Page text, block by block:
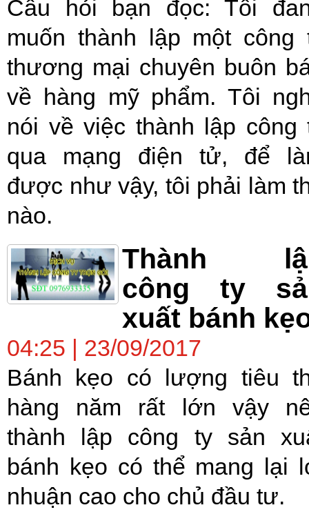
Câu hỏi bạn đọc: Tôi
muốn thành lập một công
thương mại chuyên buôn
về hàng mỹ phẩm. Tôi
nói về việc thành lập công
qua mạng điện tử, để
được như vậy, tôi phải làm
nào.
Thành
công ty
xuất bánh
04:25 | 23/09/2017
Bánh kẹo có lượng tiêu
hàng năm rất lớn vậy
thành lập công ty sản
bánh kẹo có thể mang lại
nhuận cao cho chủ đầu tư.